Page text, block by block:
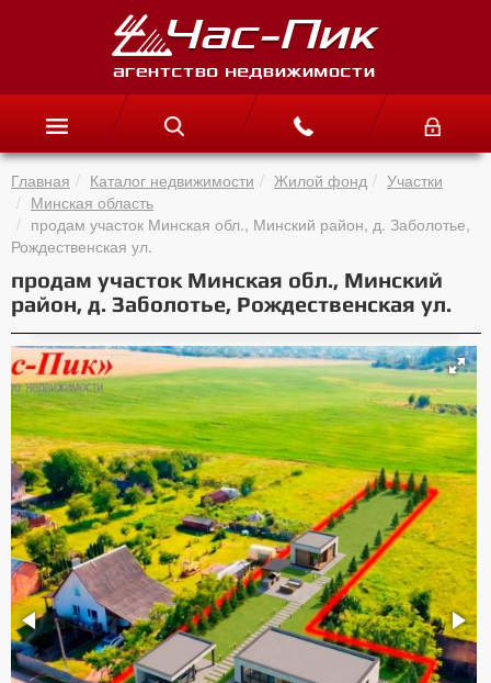
Главная Каталог недвижимости Жилой фонд
Участки
Минская область
продам участок Минская обл., Минский район, д. Заболотье,
Рождественская ул.
продам участок Минская обл., Минский
район, д. Заболотье, Рождественская ул.